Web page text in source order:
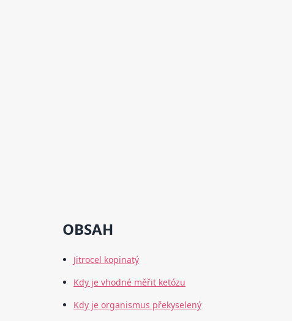
OBSAH
Jitrocel kopinatý
Kdy je vhodné měřit ketózu
Kdy je organismus překyselený